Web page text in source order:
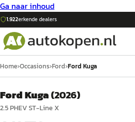
Ga naar inhoud
1.922erkende dealers
Home›Occasions›Ford›Ford Kuga
Ford Kuga(2026)
2.5 PHEV ST-Line X